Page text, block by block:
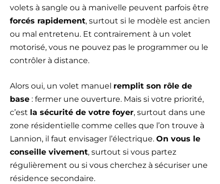
volets à sangle ou à manivelle peuvent parfois être
forcés rapidement, surtout si le modèle est ancien
ou mal entretenu. Et contrairement à un volet
motorisé, vous ne pouvez pas le programmer ou le
contrôler à distance.
Alors oui, un volet manuel remplit son rôle de
base : fermer une ouverture. Mais si votre priorité,
c’est la sécurité de votre foyer, surtout dans une
zone résidentielle comme celles que l’on trouve à
Lannion, il faut envisager l’électrique. On vous le
conseille vivement, surtout si vous partez
régulièrement ou si vous cherchez à sécuriser une
résidence secondaire.